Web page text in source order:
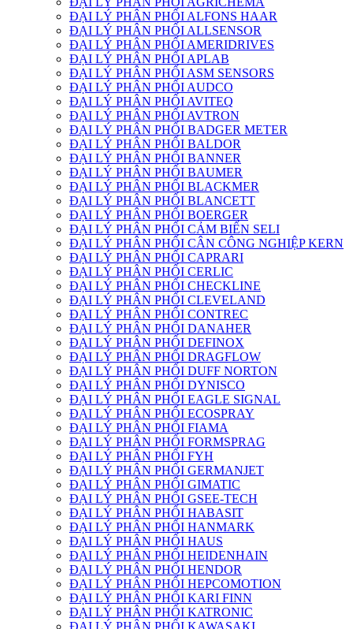
ĐẠI LÝ PHÂN PHỐI ALFONS HAAR
ĐẠI LÝ PHÂN PHỐI ALLSENSOR
ĐẠI LÝ PHÂN PHỐI AMERIDRIVES
ĐẠI LÝ PHÂN PHỐI APLAB
ĐẠI LÝ PHÂN PHỐI ASM SENSORS
ĐẠI LÝ PHÂN PHỐI AUDCO
ĐẠI LÝ PHÂN PHỐI AVITEQ
ĐẠI LÝ PHÂN PHỐI AVTRON
ĐẠI LÝ PHÂN PHỐI BADGER METER
ĐẠI LÝ PHÂN PHỐI BALDOR
ĐẠI LÝ PHÂN PHỐI BANNER
ĐẠI LÝ PHÂN PHỐI BAUMER
ĐẠI LÝ PHÂN PHỐI BLACKMER
ĐẠI LÝ PHÂN PHỐI BLANCETT
ĐẠI LÝ PHÂN PHỐI BOERGER
ĐẠI LÝ PHÂN PHỐI CẢM BIẾN SELI
ĐẠI LÝ PHÂN PHỐI CÂN CÔNG NGHIỆP KERN
ĐẠI LÝ PHÂN PHỐI CAPRARI
ĐẠI LÝ PHÂN PHỐI CERLIC
ĐẠI LÝ PHÂN PHỐI CHECKLINE
ĐẠI LÝ PHÂN PHỐI CLEVELAND
ĐẠI LÝ PHÂN PHỐI CONTREC
ĐẠI LÝ PHÂN PHỐI DANAHER
ĐẠI LÝ PHÂN PHỐI DEFINOX
ĐẠI LÝ PHÂN PHỐI DRAGFLOW
ĐẠI LÝ PHÂN PHỐI DUFF NORTON
ĐẠI LÝ PHÂN PHỐI DYNISCO
ĐẠI LÝ PHÂN PHỐI EAGLE SIGNAL
ĐẠI LÝ PHÂN PHỐI ECOSPRAY
ĐẠI LÝ PHÂN PHỐI FIAMA
ĐẠI LÝ PHÂN PHỐI FORMSPRAG
ĐẠI LÝ PHÂN PHỐI FYH
ĐẠI LÝ PHÂN PHỐI GERMANJET
ĐẠI LÝ PHÂN PHỐI GIMATIC
ĐẠI LÝ PHÂN PHỐI GSEE-TECH
ĐẠI LÝ PHÂN PHỐI HABASIT
ĐẠI LÝ PHÂN PHỐI HANMARK
ĐẠI LÝ PHÂN PHỐI HAUS
ĐẠI LÝ PHÂN PHỐI HEIDENHAIN
ĐẠI LÝ PHÂN PHỐI HENDOR
ĐẠI LÝ PHÂN PHỐI HEPCOMOTION
ĐẠI LÝ PHÂN PHỐI KARI FINN
ĐẠI LÝ PHÂN PHỐI KATRONIC
ĐẠI LÝ PHÂN PHỐI KAWASAKI